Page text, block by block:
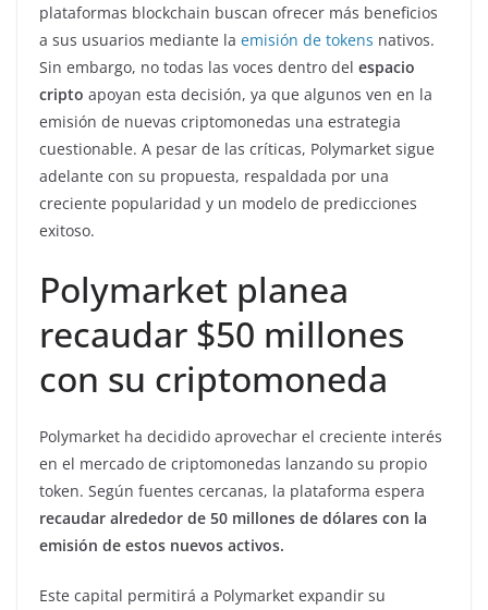
plataformas blockchain buscan ofrecer más beneficios
a sus usuarios mediante la emisión de tokens nativos.
Sin embargo, no todas las voces dentro del espacio
cripto apoyan esta decisión, ya que algunos ven en la
emisión de nuevas criptomonedas una estrategia
cuestionable. A pesar de las críticas, Polymarket sigue
adelante con su propuesta, respaldada por una
creciente popularidad y un modelo de predicciones
exitoso.
Polymarket planea
recaudar $50 millones
con su criptomoneda
Polymarket ha decidido aprovechar el creciente interés
en el mercado de criptomonedas lanzando su propio
token. Según fuentes cercanas, la plataforma espera
recaudar alrededor de 50 millones de dólares con la
emisión de estos nuevos activos.
Este capital permitirá a Polymarket expandir su